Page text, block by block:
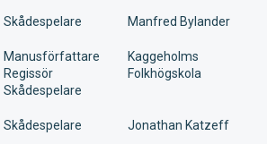
Skådespelare Manfred Bylander
Manusförfattare
Regissör
Skådespelare
Kaggeholms
Folkhögskola
Skådespelare Jonathan Katzeff